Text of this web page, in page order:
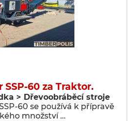
SSP-60 za Traktor.
> Dřevoobráběcí stroje
60 se používá k přípravě
množství …